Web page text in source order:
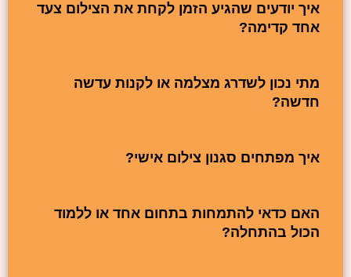
איך יודעים שהגיע הזמן לקחת את הצילום צעד
אחד קדימה?
מתי נכון לשדרג מצלמה או לקנות עדשה
חדשה?
איך מפתחים סגנון צילום אישי?
האם כדאי להתמחות בתחום אחד או ללמוד
הכול בהתחלה?